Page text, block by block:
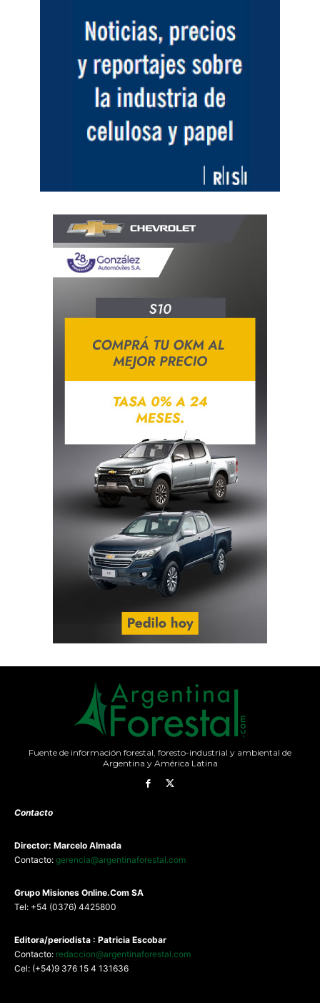
Fuente de información forestal, foresto-industrial y ambiental de
Argentina y América Latina
Contacto
Director: Marcelo Almada
Contacto: gerencia@argentinaforestal.com
Grupo Misiones Online.Com SA
Tel: +54 (0376) 4425800
Editora/periodista : Patricia Escobar
Contacto: redaccion@argentinaforestal.com
Cel: (+54)9 376 15 4 131636